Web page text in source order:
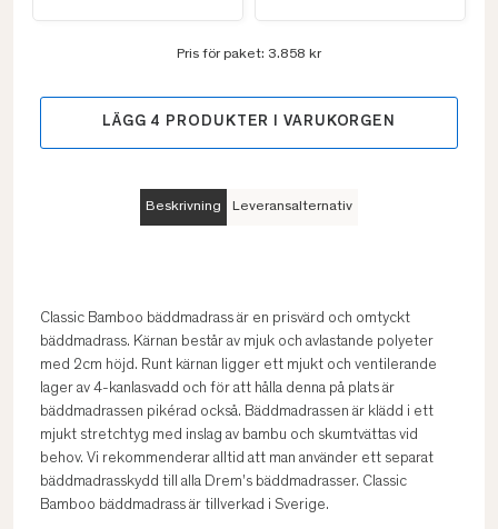
Pris för paket: 3.858 kr
LÄGG 4 PRODUKTER I VARUKORGEN
Beskrivning Leveransalternativ
Classic Bamboo bäddmadrass är en prisvärd och omtyckt
bäddmadrass. Kärnan består av mjuk och avlastande polyeter
med 2cm höjd. Runt kärnan ligger ett mjukt och ventilerande
lager av 4-kanlasvadd och för att hålla denna på plats är
bäddmadrassen pikérad också. Bäddmadrassen är klädd i ett
mjukt stretchtyg med inslag av bambu och skumtvättas vid
behov. Vi rekommenderar alltid att man använder ett separat
bäddmadrasskydd till alla Drem's bäddmadrasser. Classic
Bamboo bäddmadrass är tillverkad i Sverige.